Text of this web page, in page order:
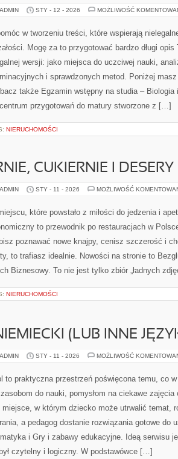
STY - 12 - 2026 MOŻLIWOŚĆ
w tworzeniu treści, które wspierają
Mogę za to przygotować bardzo długi opis
wersji: jako miejsca do uczciwej nauki,
i sprawdzonych metod. Poniżej
także Egzamin wstępny na studia – Biologia
przygotowań do matury stworzone z […]
NIERUCHOMOŚCI
CUKIERNIE I DESERY
STY - 11 - 2026 MOŻLIWOŚĆ
które powstało z miłości do jedzenia i
to przewodnik po restauracjach w
poznawać nowe knajpy, cenisz szczerość i
to trafiasz idealnie. Nowości na stronie to
Biznesowy. To nie jest tylko zbiór „ładnych
NIERUCHOMOŚCI
(LUB INNE
STY - 11 - 2026 MOŻLIWOŚĆ
to praktyczna przestrzeń poświęcona temu, co
do nauki, pomysłom na ciekawe
miejsce, w którym dziecko może utrwalić temat,
a pedagog dostanie rozwiązania gotowe do
i Gry i zabawy edukacyjne. Ideą serwisu
czytelny i logiczny. W podstawówce […]